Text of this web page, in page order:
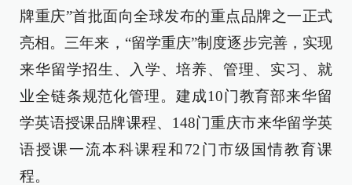
牌重庆”首批面向全球发布的重点品牌之一正式
亮相。三年来，“留学重庆”制度逐步完善，实现
来华留学招生、入学、培养、管理、实习、就
业全链条规范化管理。建成10门教育部来华留
学英语授课品牌课程、148门重庆市来华留学英
语授课一流本科课程和72门市级国情教育课
程。